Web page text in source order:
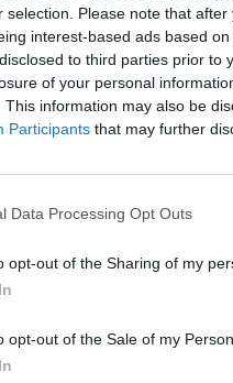
selection. Please note that
interest-based ads based
to third parties prior to
of your personal
This information may also be
Participants that may further
Data Processing Opt Outs
opt-out of the Sharing of my
opt-out of the Sale of my
που
από 17 εκατ.